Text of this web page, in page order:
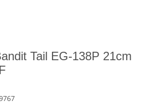
Tail EG-138P 21cm